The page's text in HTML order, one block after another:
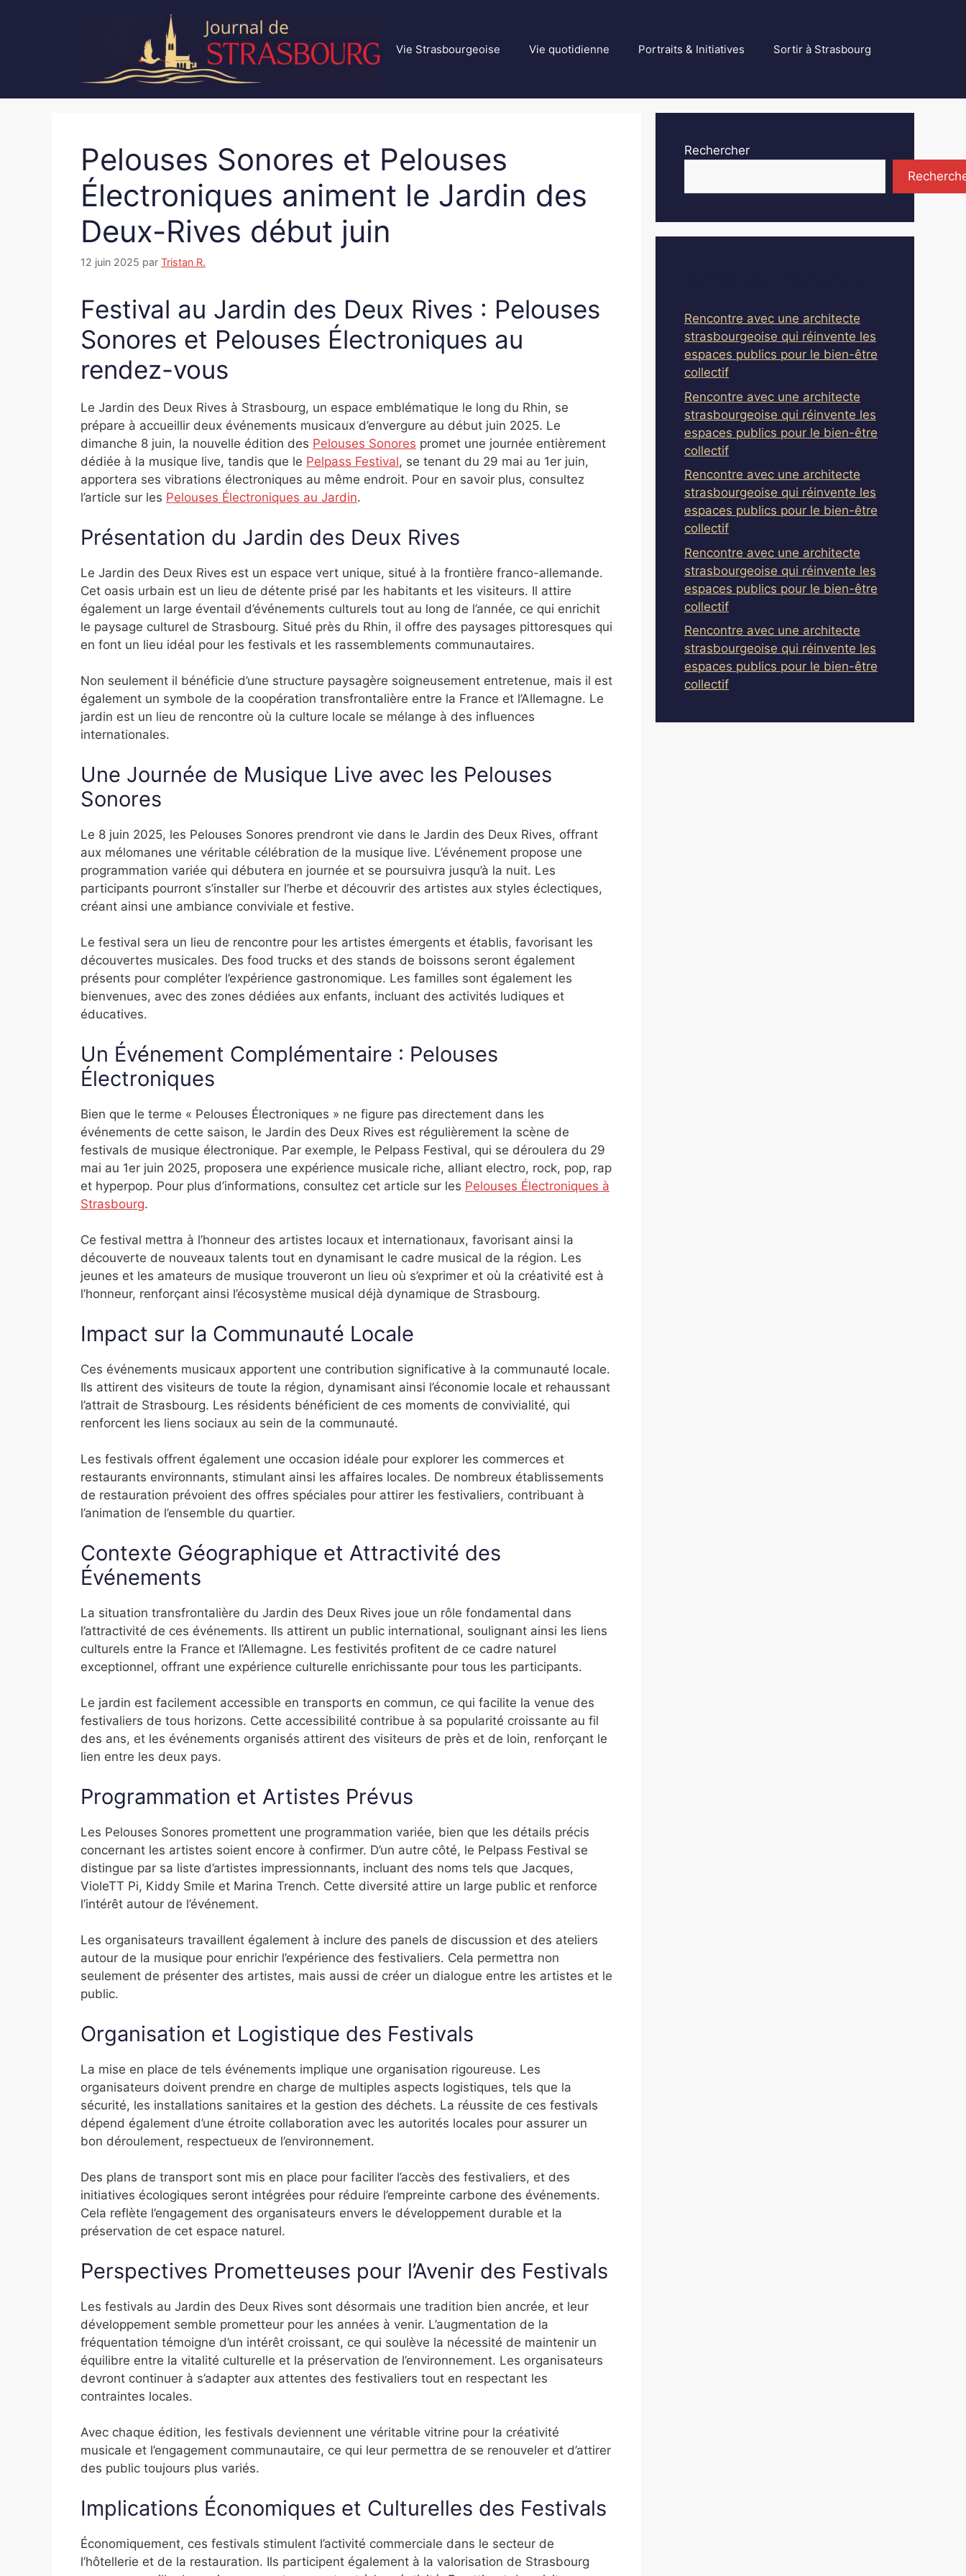
Vie Strasbourgeoise Vie quotidienne Portraits & Initiatives Sortir à Strasbourg
Pelouses Sonores et Pelouses
Électroniques animent le Jardin des
Deux-Rives début juin
12 juin 2025 par Tristan R.
Festival au Jardin des Deux Rives : Pelouses
Sonores et Pelouses Électroniques au
rendez-vous
Le Jardin des Deux Rives à Strasbourg, un espace emblématique le long du Rhin, se
prépare à accueillir deux événements musicaux d’envergure au début juin 2025. Le
dimanche 8 juin, la nouvelle édition des Pelouses Sonores promet une journée entièrement
dédiée à la musique live, tandis que le Pelpass Festival, se tenant du 29 mai au 1er juin,
apportera ses vibrations électroniques au même endroit. Pour en savoir plus, consultez
l’article sur les Pelouses Électroniques au Jardin.
Présentation du Jardin des Deux Rives
Le Jardin des Deux Rives est un espace vert unique, situé à la frontière franco-allemande.
Cet oasis urbain est un lieu de détente prisé par les habitants et les visiteurs. Il attire
également un large éventail d’événements culturels tout au long de l’année, ce qui enrichit
le paysage culturel de Strasbourg. Situé près du Rhin, il offre des paysages pittoresques qui
en font un lieu idéal pour les festivals et les rassemblements communautaires.
Non seulement il bénéficie d’une structure paysagère soigneusement entretenue, mais il est
également un symbole de la coopération transfrontalière entre la France et l’Allemagne. Le
jardin est un lieu de rencontre où la culture locale se mélange à des influences
internationales.
Une Journée de Musique Live avec les Pelouses
Sonores
Le 8 juin 2025, les Pelouses Sonores prendront vie dans le Jardin des Deux Rives, offrant
aux mélomanes une véritable célébration de la musique live. L’événement propose une
programmation variée qui débutera en journée et se poursuivra jusqu’à la nuit. Les
participants pourront s’installer sur l’herbe et découvrir des artistes aux styles éclectiques,
créant ainsi une ambiance conviviale et festive.
Le festival sera un lieu de rencontre pour les artistes émergents et établis, favorisant les
découvertes musicales. Des food trucks et des stands de boissons seront également
présents pour compléter l’expérience gastronomique. Les familles sont également les
bienvenues, avec des zones dédiées aux enfants, incluant des activités ludiques et
éducatives.
Un Événement Complémentaire : Pelouses
Électroniques
Bien que le terme « Pelouses Électroniques » ne figure pas directement dans les
événements de cette saison, le Jardin des Deux Rives est régulièrement la scène de
festivals de musique électronique. Par exemple, le Pelpass Festival, qui se déroulera du 29
mai au 1er juin 2025, proposera une expérience musicale riche, alliant electro, rock, pop, rap
et hyperpop. Pour plus d’informations, consultez cet article sur les Pelouses Électroniques à
Strasbourg.
Ce festival mettra à l’honneur des artistes locaux et internationaux, favorisant ainsi la
découverte de nouveaux talents tout en dynamisant le cadre musical de la région. Les
jeunes et les amateurs de musique trouveront un lieu où s’exprimer et où la créativité est à
l’honneur, renforçant ainsi l’écosystème musical déjà dynamique de Strasbourg.
Impact sur la Communauté Locale
Ces événements musicaux apportent une contribution significative à la communauté locale.
Ils attirent des visiteurs de toute la région, dynamisant ainsi l’économie locale et rehaussant
l’attrait de Strasbourg. Les résidents bénéficient de ces moments de convivialité, qui
renforcent les liens sociaux au sein de la communauté.
Les festivals offrent également une occasion idéale pour explorer les commerces et
restaurants environnants, stimulant ainsi les affaires locales. De nombreux établissements
de restauration prévoient des offres spéciales pour attirer les festivaliers, contribuant à
l’animation de l’ensemble du quartier.
Contexte Géographique et Attractivité des
Événements
La situation transfrontalière du Jardin des Deux Rives joue un rôle fondamental dans
l’attractivité de ces événements. Ils attirent un public international, soulignant ainsi les liens
culturels entre la France et l’Allemagne. Les festivités profitent de ce cadre naturel
exceptionnel, offrant une expérience culturelle enrichissante pour tous les participants.
Le jardin est facilement accessible en transports en commun, ce qui facilite la venue des
festivaliers de tous horizons. Cette accessibilité contribue à sa popularité croissante au fil
des ans, et les événements organisés attirent des visiteurs de près et de loin, renforçant le
lien entre les deux pays.
Programmation et Artistes Prévus
Les Pelouses Sonores promettent une programmation variée, bien que les détails précis
concernant les artistes soient encore à confirmer. D’un autre côté, le Pelpass Festival se
distingue par sa liste d’artistes impressionnants, incluant des noms tels que Jacques,
VioleTT Pi, Kiddy Smile et Marina Trench. Cette diversité attire un large public et renforce
l’intérêt autour de l’événement.
Les organisateurs travaillent également à inclure des panels de discussion et des ateliers
autour de la musique pour enrichir l’expérience des festivaliers. Cela permettra non
seulement de présenter des artistes, mais aussi de créer un dialogue entre les artistes et le
public.
Organisation et Logistique des Festivals
La mise en place de tels événements implique une organisation rigoureuse. Les
organisateurs doivent prendre en charge de multiples aspects logistiques, tels que la
sécurité, les installations sanitaires et la gestion des déchets. La réussite de ces festivals
dépend également d’une étroite collaboration avec les autorités locales pour assurer un
bon déroulement, respectueux de l’environnement.
Des plans de transport sont mis en place pour faciliter l’accès des festivaliers, et des
initiatives écologiques seront intégrées pour réduire l’empreinte carbone des événements.
Cela reflète l’engagement des organisateurs envers le développement durable et la
préservation de cet espace naturel.
Perspectives Prometteuses pour l’Avenir des Festivals
Les festivals au Jardin des Deux Rives sont désormais une tradition bien ancrée, et leur
développement semble prometteur pour les années à venir. L’augmentation de la
fréquentation témoigne d’un intérêt croissant, ce qui soulève la nécessité de maintenir un
équilibre entre la vitalité culturelle et la préservation de l’environnement. Les organisateurs
devront continuer à s’adapter aux attentes des festivaliers tout en respectant les
contraintes locales.
Avec chaque édition, les festivals deviennent une véritable vitrine pour la créativité
musicale et l’engagement communautaire, ce qui leur permettra de se renouveler et d’attirer
des public toujours plus variés.
Implications Économiques et Culturelles des Festivals
Économiquement, ces festivals stimulent l’activité commerciale dans le secteur de
l’hôtellerie et de la restauration. Ils participent également à la valorisation de Strasbourg
Rechercher
Rencontre avec une architecte
strasbourgeoise qui réinvente les
espaces publics pour le bien-être
collectif
Rencontre avec une architecte
strasbourgeoise qui réinvente les
espaces publics pour le bien-être
collectif
Rencontre avec une architecte
strasbourgeoise qui réinvente les
espaces publics pour le bien-être
collectif
Rencontre avec une architecte
strasbourgeoise qui réinvente les
espaces publics pour le bien-être
collectif
Rencontre avec une architecte
strasbourgeoise qui réinvente les
espaces publics pour le bien-être
collectif